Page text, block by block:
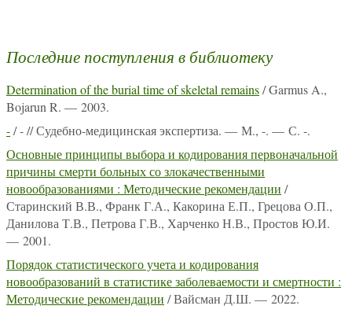
Последние поступления в библиотеку
Determination of the burial time of skeletal remains/ Garmus A.,
Bojarun R. — 2003.
-/ - // Судебно-медицинская экспертиза. — М., -. — С. -.
Основные принципы выбора и кодирования первоначальной
причины смерти больных со злокачественными
новообразованиями : Методические рекомендации /
Старинский В.В., Франк Г.А., Какорина Е.П., Грецова О.П.,
Данилова Т.В., Петрова Г.В., Харченко Н.В., Простов Ю.И.
— 2001.
Порядок статистического учета и кодирования
новообразований в статистике заболеваемости и смертности :
Методические рекомендации / Вайсман Д.Ш. — 2022.